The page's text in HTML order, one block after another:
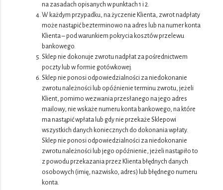
na zasadach opisanych w punktach 1 i 2.
W każdym przypadku, na życzenie Klienta, zwrot nadpłaty
może nastąpić bezterminowo na adres lub na numer konta
Klienta – pod warunkiem pokrycia kosztów przelewu
bankowego.
Sklep nie dokonuje zwrotu nadpłat za pośrednictwem
poczty lub w formie gotówkowej.
Sklep nie ponosi odpowiedzialności za niedokonanie
zwrotu należności lub opóźnienie terminu zwrotu, jeżeli
Klient, pomimo wezwania przesłanego na jego adres
mailowy, nie wskaże numeru konta bankowego, na które
ma nastąpić wpłata lub gdy nie przekaże Sklepowi
wszystkich danych koniecznych do dokonania wpłaty.
Sklep nie ponosi odpowiedzialności za niedokonanie
zwrotu należności lub jego opóźnienie, jeżeli nastąpiło to
z powodu przekazania przez Klienta błędnych danych
osobowych (imię, nazwisko, adres) lub błędnego numeru
konta.